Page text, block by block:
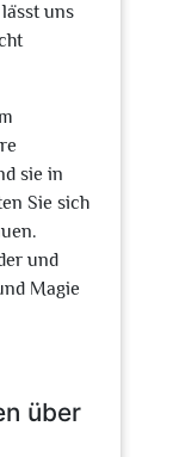
uns
sie in
Sie sich
und
Magie
über